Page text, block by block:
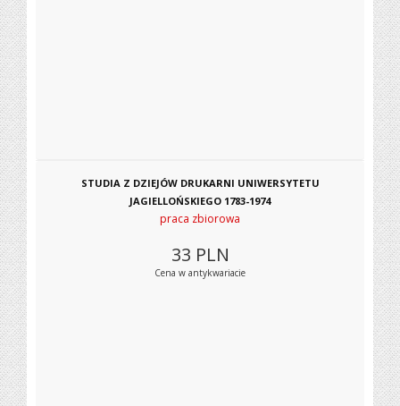
STUDIA Z DZIEJÓW DRUKARNI UNIWERSYTETU
JAGIELLOŃSKIEGO 1783-1974
praca zbiorowa
33 PLN
Cena w antykwariacie